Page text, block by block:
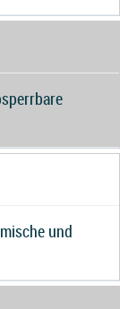
und